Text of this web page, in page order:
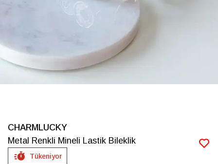
CHARMLUCKY
Metal Renkli Mineli Lastik Bileklik
Tükeniyor